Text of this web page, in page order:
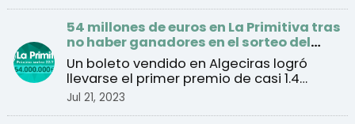
54 millones de euros en La Primitiva tras
no haber ganadores en el sorteo del
jueves
Un boleto vendido en Algeciras logró
llevarse el primer premio de casi 1.4
millones de euros tra ...
Jul 21, 2023